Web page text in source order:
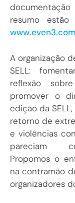
resumo
A organização
SELL:
reflexão
promover o
edição da
retorno de
e violências
pareciam
Propomos o
na contramão
organizadores